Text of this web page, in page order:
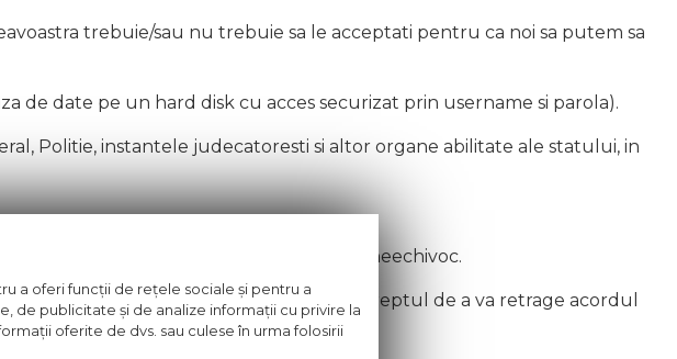
trebuie/sau nu trebuie sa le acceptati pentru ca noi sa putem sa
de date pe un hard disk cu acces securizat prin username si parola).
Politie, instantele judecatoresti si altor organe abilitate ale statului, in
cu acordul dumneavoastra expres si neechivoc.
redus si campanii publicitare, aveti dreptul de a va retrage acordul
a oferi funcții de rețele sociale și pentru a
de publicitate și de analize informații cu privire la
oferite de dvs. sau culese în urma folosirii